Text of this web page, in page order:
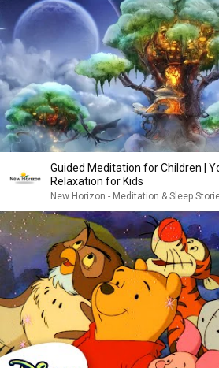
Guided Meditation for Children |
Relaxation for Kids
New Horizon - Meditation & Sleep